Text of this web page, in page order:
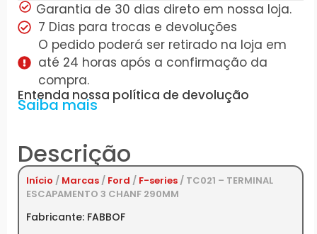
Garantia de 30 dias direto em nossa loja.
7 Dias para trocas e devoluções
O pedido poderá ser retirado na loja em
até 24 horas após a confirmação da
compra.
Entenda nossa política de devolução
Saiba mais
Descrição
Início / Marcas / Ford / F-series / TC021 – TERMINAL
ESCAPAMENTO 3 CHANF 290MM
Fabricante: FABBOF